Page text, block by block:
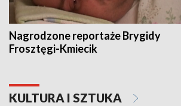
Nagrodzone reportaże Brygidy
Frosztęgi-Kmiecik
KULTURA I SZTUKA